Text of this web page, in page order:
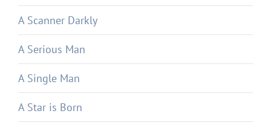
A Scanner Darkly
A Serious Man
A Single Man
A Star is Born